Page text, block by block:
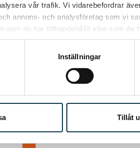
vår trafik. Vi vidarebefordrar
annons- och analysföretag som vi
som du har tillhandahållit eller som de
Inställningar
Tillåt
Chokladrulle
Jättegod rulle som alla
älskar den. Väldigt lätt